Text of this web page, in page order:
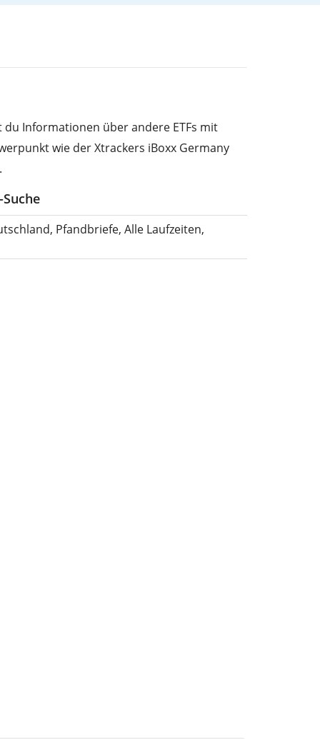
Informationen über andere ETFs mit
wie der Xtrackers iBoxx Germany
Pfandbriefe, Alle Laufzeiten,